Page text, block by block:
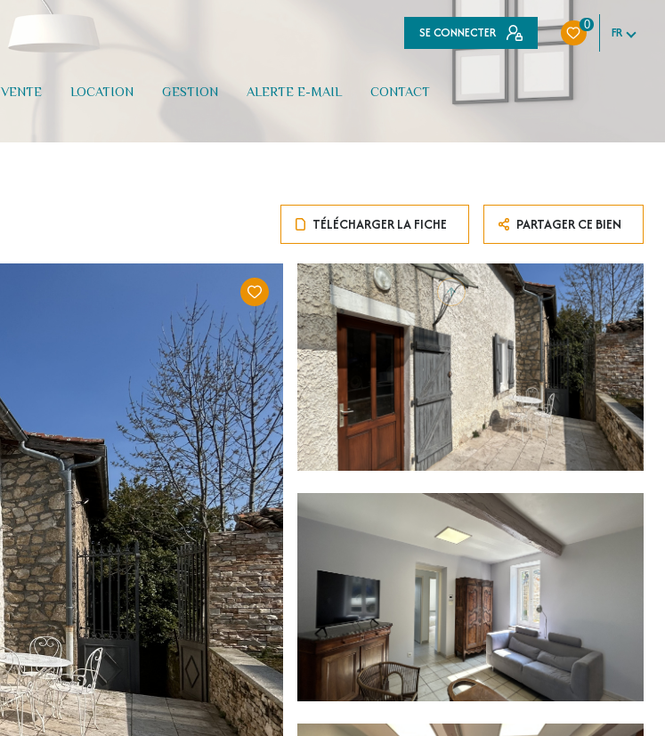
SE CONNECTER 0 FR
VENTE LOCATION GESTION ALERTE E-MAIL CONTACT
TÉLÉCHARGER LA FICHE PARTAGER CE BIEN